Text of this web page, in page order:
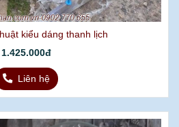
kiểu dáng thanh lịch
1.425.000đ
Liên hệ